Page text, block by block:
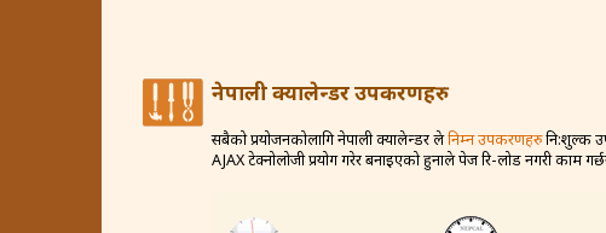
बिजया दशमी
कोजाग्रत व्रत ८ कार्तिक, २ महिना १९ दिन
नेपाली क्यालेन्डर उपकरणहरु
सबैको प्रयोजनकोलागि नेपाली क्यालेन्डर लेनिम्न उपकरणहरुनि:शुल्क
AJAX टेक्नोलोजी प्रयोग गरेर बनाइएको हुनाले पेज रि-लोड नगरी काम